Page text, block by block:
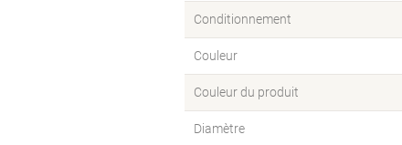
Conditionnement
Couleur
Couleur du produit
Diamètre